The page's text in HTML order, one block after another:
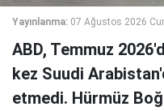
Yayınlanma: 07 Ağustos 2026
ABD, Temmuz
kez Suudi
etmedi. Hürmüz